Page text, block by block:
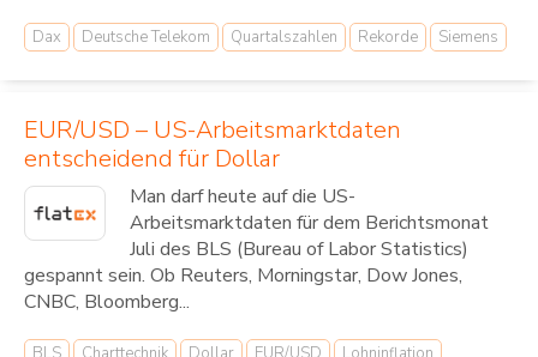
Dax Deutsche Telekom Quartalszahlen Rekorde Siemens
EUR/USD – US-Arbeitsmarktdaten
entscheidend für Dollar
Man darf heute auf die US-
Arbeitsmarktdaten für dem Berichtsmonat
Juli des BLS (Bureau of Labor Statistics)
gespannt sein. Ob Reuters, Morningstar, Dow Jones,
CNBC, Bloomberg...